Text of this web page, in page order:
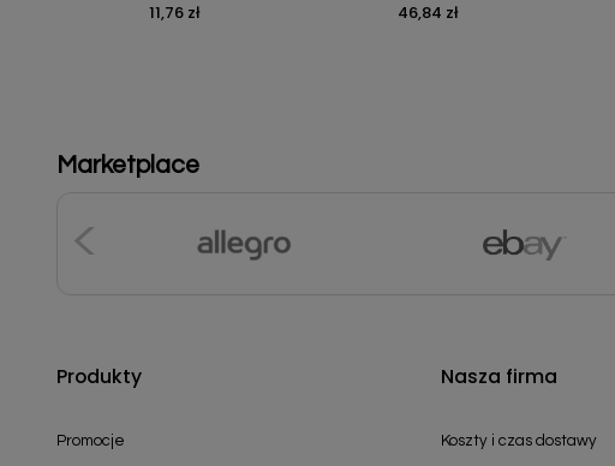
Cena
11,76 zł Cena
46,84 zł
Marketplace
Produkty
Promocje
Nasza firma
Koszty i czas dostawy